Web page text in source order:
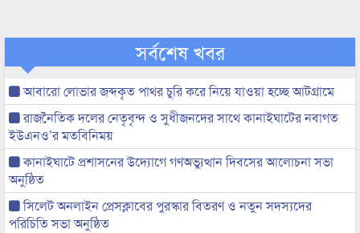
সর্বশেষ খবর
আবারো লোভার জব্দকৃত পাথর চুরি করে নিয়ে যাওয়া হচ্ছে আটগ্রামে
রাজনৈতিক দলের নেতৃবৃন্দ ও সুধীজনদের সাথে কানাইঘাটের নবাগত
ইউএনও’র মতবিনিময়
কানাইঘাটে প্রশাসনের উদ্যোগে গণঅভ্যুত্থান দিবসের আলোচনা সভা
অনুষ্ঠিত
সিলেট অনলাইন প্রেসক্লাবের পুরস্কার বিতরণ ও নতুন সদস্যদের
পরিচিতি সভা অনুষ্ঠিত